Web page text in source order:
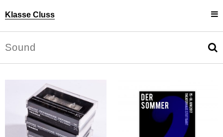
Klasse Cluss
Personen
Projekte
Uli Cluss
Information